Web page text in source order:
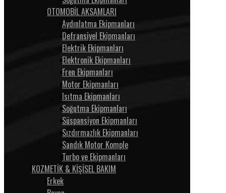
OTOMOBİL AKSAMLARI
Aydınlatma Ekipmanları
Defransiyel Ekipmanları
Elektrik Ekipmanları
Elektronik Ekipmanları
Fren Ekipmanları
Motor Ekipmanları
Isıtma Ekipmanları
Soğutma Ekipmanları
Süspansiyon Ekipmanları
Sızdırmazlık Ekipmanları
Sandık Motor Komple
Turbo ve Ekipmanları
KOZMETİK & KİŞİSEL BAKIM
Erkek